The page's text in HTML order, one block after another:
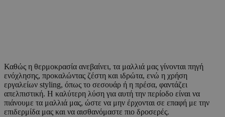
Καθώς η θερμοκρασία ανεβαίνει, τα μαλλιά μας γίνονται πηγή
ενόχλησης, προκαλώντας ζέστη και ιδρώτα, ενώ η χρήση
εργαλείων styling, όπως το σεσουάρ ή η πρέσα, φαντάζει
απελπιστική. Η καλύτερη λύση για αυτή την περίοδο είναι να
πιάνουμε τα μαλλιά μας, ώστε να μην έρχονται σε επαφή με την
επιδερμίδα μας και να αισθανόμαστε πιο δροσερές.